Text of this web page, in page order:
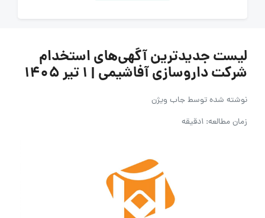
لیست جدیدترین آگهی‌های استخدام
شرکت داروسازی آفاشیمی | ۱ تیر ۱۴۰۵
نوشته شده توسطجاب ویژن
زمان مطالعه: 1دقیقه